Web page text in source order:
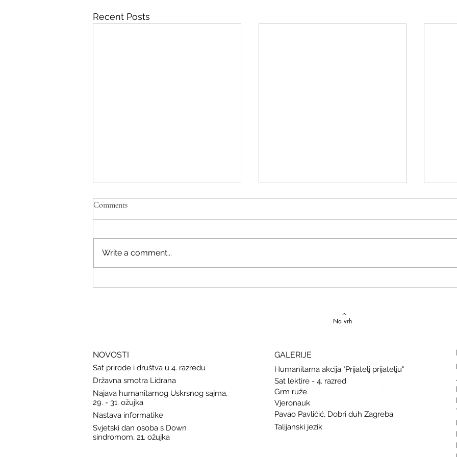
Recent Posts
Comments
Write a comment...
Na vrh
NOVOSTI
Sat prirode i društva u 4. razredu
Državna smotra Lidrana
Najava humanitarnog Uskrsnog sajma,
29. - 31. ožujka
Nastava informatike
Svjetski dan osoba s Down
sindromom, 21. ožujka
GALERIJE
Humanitarna akcija "Prijatelj prijatelju"
Sat lektire - 4. razred
Grm ruže
Vjeronauk
Pavao Pavličić, Dobri duh Zagreba
Talijanski jezik